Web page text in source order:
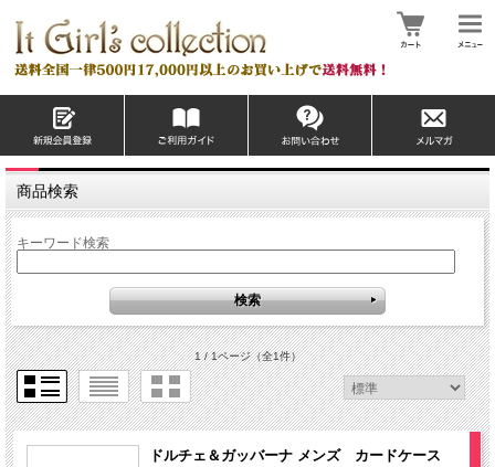
商品検索
キーワード検索
1 / 1ページ（全1件）
ドルチェ＆ガッバーナ メンズ カードケース